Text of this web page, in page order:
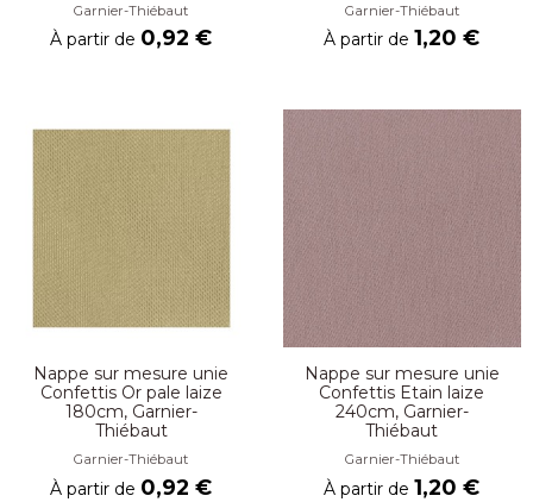
Garnier-Thiébaut
À partir de 0,92 €
Garnier-Thiébaut
À partir de1,20 €
Nappe sur mesure unie
Confettis Or pale laize
180cm, Garnier-
Thiébaut
Garnier-Thiébaut
À partir de 0,92 €
Nappe sur mesure unie
Confettis Etain laize
240cm, Garnier-
Thiébaut
Garnier-Thiébaut
À partir de1,20 €